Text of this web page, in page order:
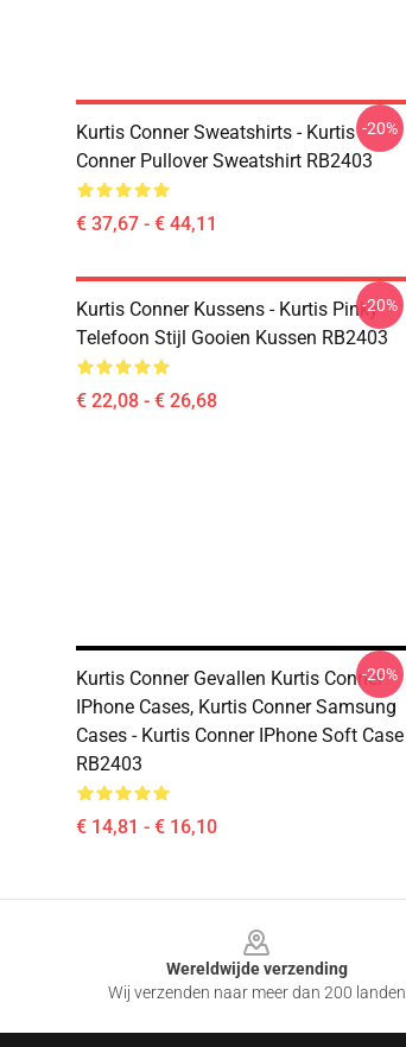
Kurtis Conner Sweatshirts - Kurtis
Conner Pullover Sweatshirt RB2403
€ 37,67 - € 44,11
-20%
Kurtis Conner Kussens - Kurtis Pinky
Telefoon Stijl Gooien Kussen RB2403
€ 22,08 - € 26,68
-20%
Kurtis Conner Gevallen Kurtis Conner
IPhone Cases, Kurtis Conner Samsung
Cases - Kurtis Conner IPhone Soft Case
RB2403
€ 14,81 - € 16,10
-20%
Wereldwijde verzending
Wij verzenden naar meer dan 200 landen